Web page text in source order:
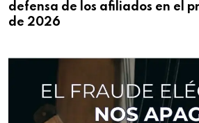
defensa de los afiliados en el
de 2026